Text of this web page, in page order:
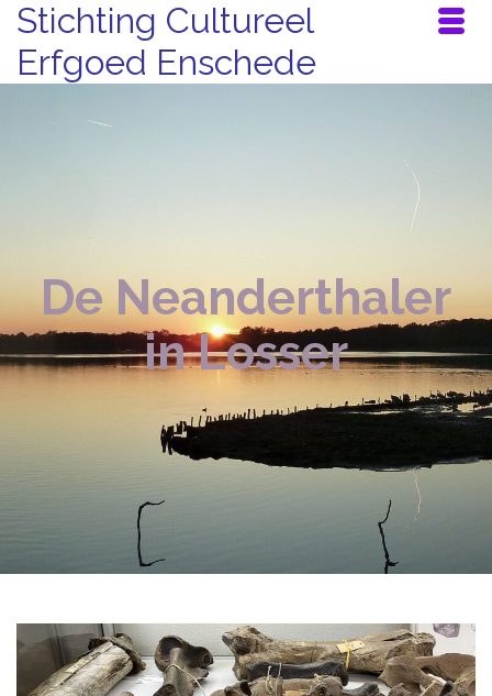
Stichting Cultureel
Erfgoed Enschede
De Neanderthaler
in Losser